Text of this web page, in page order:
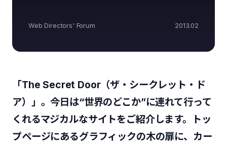
Web Directors' Forum 2013.02
「The Secret Door（ザ・シークレット・ド
ア）」。今日は“世界のどこか”に連れて行って
くれるマジカルなサイトをご紹介します。トッ
プページにあるグラフィックの木の扉に、カー